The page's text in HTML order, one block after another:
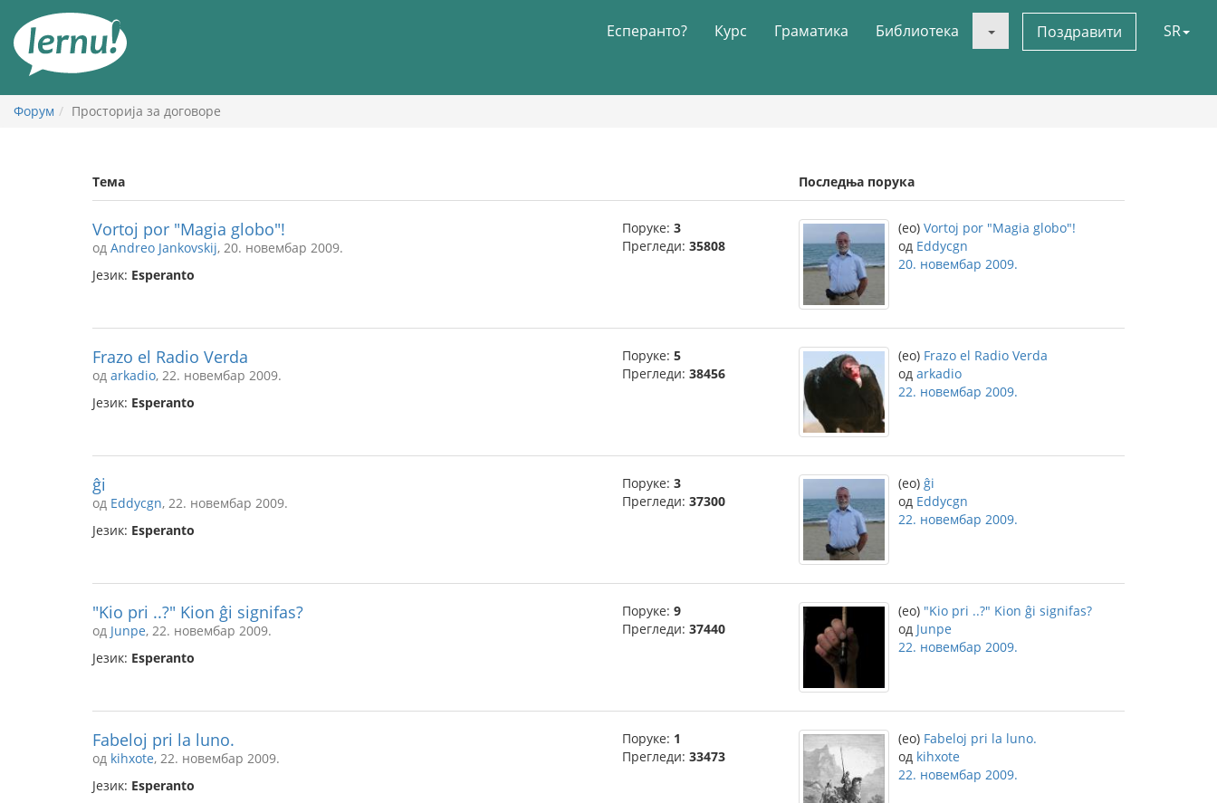
садржају
Есперанто? Курс Граматика Библиотека Поздравити SR
Форум Просторија за договоре
Тема Последња порука
Vortoj por "Magia globo"!
од Andreo Jankovskij, 20. новембар 2009.
Језик: Esperanto
Поруке: 3
Прегледи: 35808
(eo) Vortoj por "Magia globo"!
од Eddycgn
20. новембар 2009.
Frazo el Radio Verda
од arkadio, 22. новембар 2009.
Језик: Esperanto
Поруке: 5
Прегледи: 38456
(eo) Frazo el Radio Verda
од arkadio
22. новембар 2009.
ĝi
од Eddycgn, 22. новембар 2009.
Језик: Esperanto
Поруке: 3
Прегледи: 37300
(eo) ĝi
од Eddycgn
22. новембар 2009.
"Kio pri ..?" Kion ĝi signifas?
од Junpe, 22. новембар 2009.
Језик: Esperanto
Поруке: 9
Прегледи: 37440
(eo) "Kio pri ..?" Kion ĝi signifas?
од Junpe
22. новембар 2009.
Fabeloj pri la luno.
од kihxote, 22. новембар 2009.
Језик: Esperanto
Поруке: 1
Прегледи: 33473
(eo) Fabeloj pri la luno.
од kihxote
22. новембар 2009.